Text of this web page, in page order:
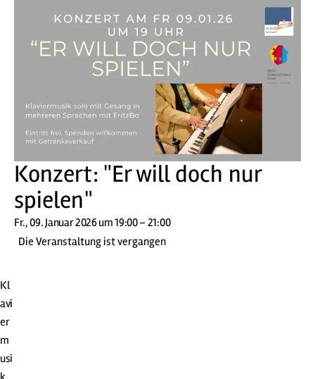
Konzert: "Er will doch nur
spielen"
Fr., 09. Januar 2026 um 19:00 – 21:00
Die Veranstaltung ist vergangen
Kl
avi
er
m
usi